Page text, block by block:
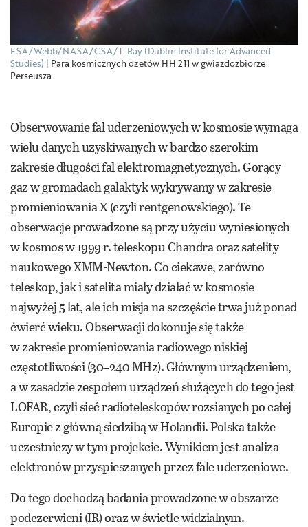
ESA/Webb/NASA/CSA/T. Ray (Dublin Institute for Advanced
Studies) Para kosmicznych dżetów HH 211 w gwiazdozbiorze
Perseusza.
Obserwowanie fal uderzeniowych w kosmosie wymaga
wielu danych uzyskiwanych w bardzo szerokim
zakresie długości fal elektromagnetycznych. Gorący
gaz w gromadach galaktyk wykrywamy w zakresie
promieniowania X (czyli rentgenowskiego). Te
obserwacje prowadzone są przy użyciu wyniesionych
w kosmos w 1999 r. teleskopu Chandra oraz satelity
naukowego XMM-Newton. Co ciekawe, zarówno
teleskop, jak i satelita miały działać w kosmosie
najwyżej 5 lat, ale ich misja na szczęście trwa już ponad
ćwierć wieku. Obserwacji dokonuje się także
w zakresie promieniowania radiowego niskiej
częstotliwości (30–240 MHz). Głównym urządzeniem,
a w zasadzie zespołem urządzeń służących do tego jest
LOFAR, czyli sieć radioteleskopów rozsianych po całej
Europie z główną siedzibą w Holandii. Polska także
uczestniczy w tym projekcie. Wynikiem jest analiza
elektronów przyspieszanych przez fale uderzeniowe.
Do tego dochodzą badania prowadzone w obszarze
podczerwieni (IR) oraz w świetle widzialnym.